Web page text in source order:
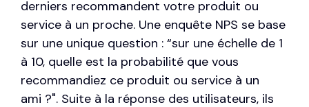
derniers recommandent votre produit ou
service à un proche. Une enquête NPS se base
sur une unique question : “sur une échelle de 1
à 10, quelle est la probabilité que vous
recommandiez ce produit ou service à un
ami ?". Suite à la réponse des utilisateurs, ils